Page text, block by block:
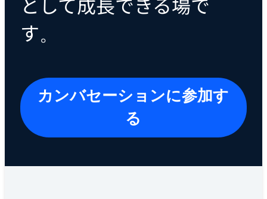
として成長できる場で
す。
カンバセーションに参加す
る